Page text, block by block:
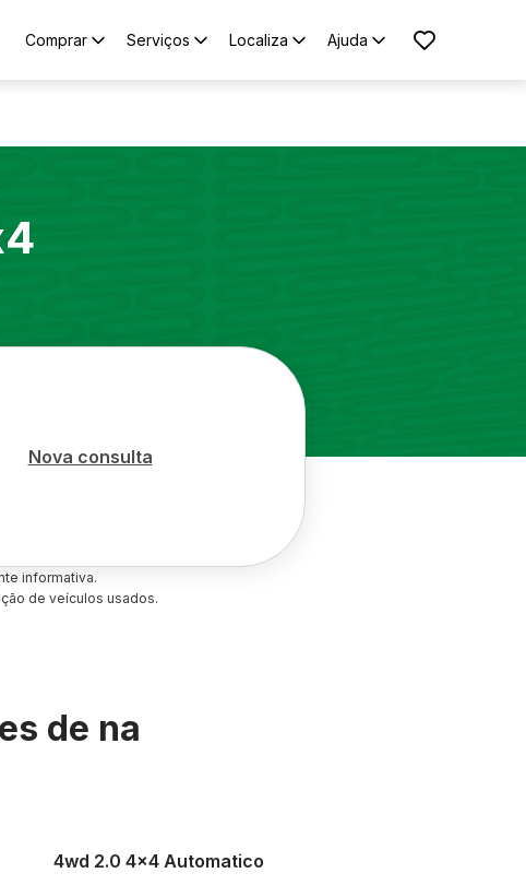
Comprar Serviços Localiza Ajuda
Nova consulta
informativa.
de veículos usados.
de na
4wd 2.0 4x4 Automatico